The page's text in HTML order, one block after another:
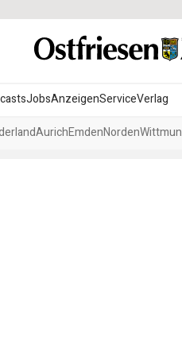
JobsAnzeigenServiceVerlag
AurichEmdenNorden